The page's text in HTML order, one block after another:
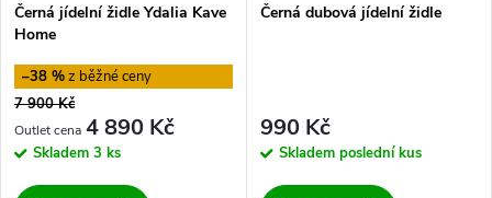
Černá jídelní židle Ydalia Kave
Home
–38 %
7 900 Kč
4 890 Kč
Skladem 3 ks
Černá dubová jídelní židle
990 Kč
Skladem poslední kus